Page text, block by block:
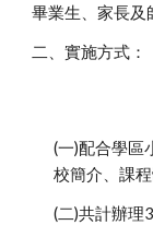
畢業生、家長及
二、實施方式：
(一)配合學區
校簡介、課
(二)共計辦理